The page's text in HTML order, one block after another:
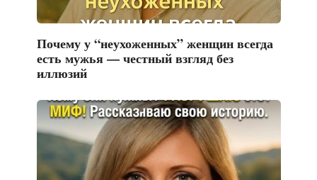
Почему у “неухоженных” женщин всегда
есть мужья — честный взгляд без
иллюзий